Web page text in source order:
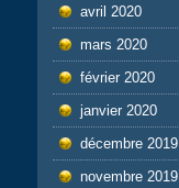
avril 2020
mars 2020
février 2020
janvier 2020
décembre 2019
novembre 2019